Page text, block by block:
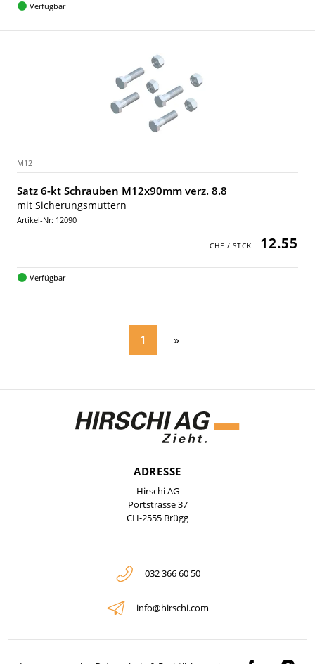
Verfügbar
M12
Satz 6-kt Schrauben M12x90mm verz. 8.8
mit Sicherungsmuttern
Artikel-Nr: 12090
12.55
Verfügbar
1
ADRESSE
Hirschi AG
Portstrasse 37
CH-2555 Brügg
032 366 60 50
info@hirschi.com